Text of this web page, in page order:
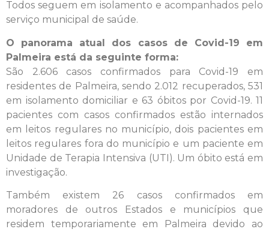
Todos seguem em isolamento e acompanhados pelo
serviço municipal de saúde.
O panorama atual dos casos de Covid-19 em
Palmeira está da seguinte forma:
São 2.606 casos confirmados para Covid-19 em
residentes de Palmeira, sendo 2.012 recuperados, 531
em isolamento domiciliar e 63 óbitos por Covid-19. 11
pacientes com casos confirmados estão internados
em leitos regulares no município, dois pacientes em
leitos regulares fora do município e um paciente em
Unidade de Terapia Intensiva (UTI). Um óbito está em
investigação.
Também existem 26 casos confirmados em
moradores de outros Estados e municípios que
residem temporariamente em Palmeira devido ao